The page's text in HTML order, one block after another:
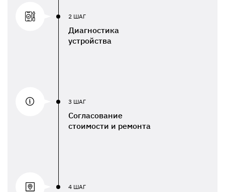
2 ШАГ
Диагностика
устройства
3 ШАГ
Согласование
стоимости и ремонта
4 ШАГ